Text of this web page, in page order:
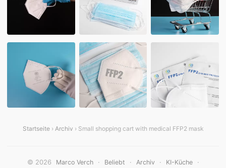
Startseite› Archiv › Small shopping cart with medical FFP2 mask
© 2026 Marco Verch · Beliebt · Archiv · KI-Küche ·